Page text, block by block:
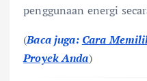
penggunaan energi
(Baca juga: Cara
Proyek Anda)